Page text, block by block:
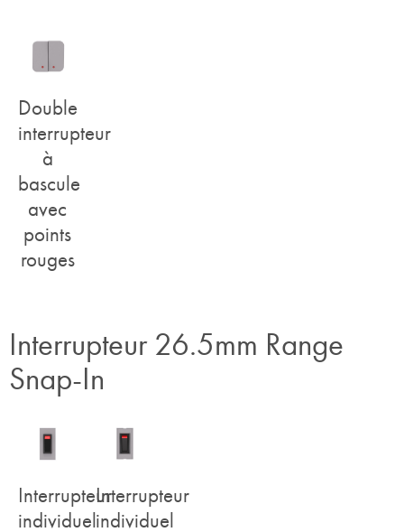
Double
interrupteur
à
bascule
avec
points
rouges
Interrupteur 26.5mm Range
Snap-In
Interrupteur
individuel
Interrupteur
individuel